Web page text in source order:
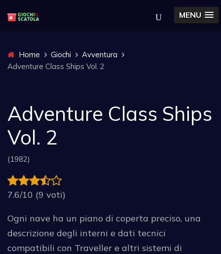
MENU
Home Giochi
Avventura
Adventure Class Ships Vol. 2
Adventure Class Ships
Vol. 2
(1982)
7.6/10 (9 voti)
Ogni nave ha un piano di coperta preciso, una
descrizione degli interni e dati tecnici
compatibili con Traveller e altri sistemi di